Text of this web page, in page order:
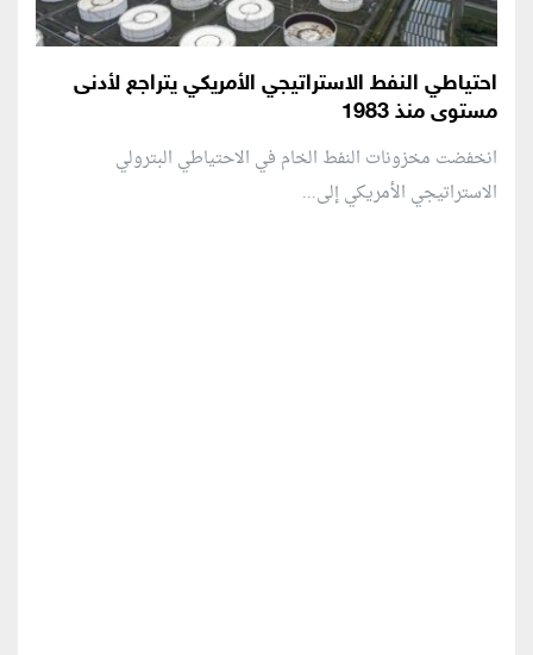
احتياطي النفط الاستراتيجي الأمريكي يتراجع لأدنى
مستوى منذ 1983
انخفضت مخزونات النفط الخام في الاحتياطي البترولي
الاستراتيجي الأمريكي إلى...